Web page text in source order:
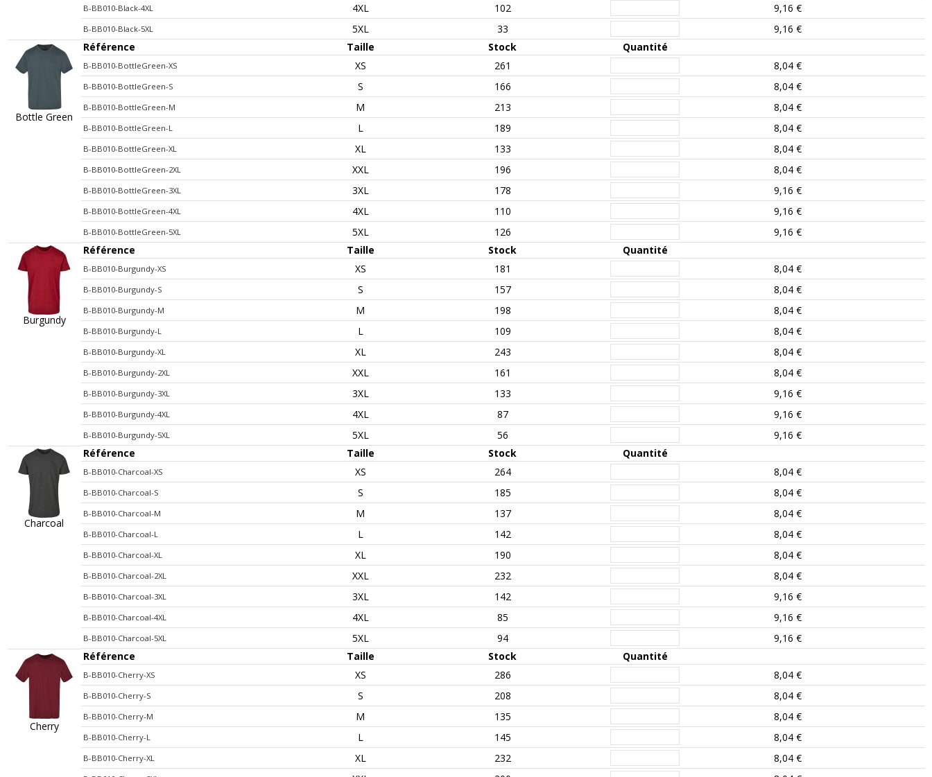
B-BB010-Black-4XL 4XL 102 9,16 €
B-BB010-Black-5XL 5XL 33 9,16 €
Bottle Green
Référence Taille Stock Quantité
B-BB010-BottleGreen-XS XS 261 8,04 €
B-BB010-BottleGreen-S S 166 8,04 €
B-BB010-BottleGreen-M M 213 8,04 €
B-BB010-BottleGreen-L L 189 8,04 €
B-BB010-BottleGreen-XL XL 133 8,04 €
B-BB010-BottleGreen-2XL XXL 196 8,04 €
B-BB010-BottleGreen-3XL 3XL 178 9,16 €
B-BB010-BottleGreen-4XL 4XL 110 9,16 €
B-BB010-BottleGreen-5XL 5XL 126 9,16 €
Burgundy
Référence Taille Stock Quantité
B-BB010-Burgundy-XS XS 181 8,04 €
B-BB010-Burgundy-S S 157 8,04 €
B-BB010-Burgundy-M M 198 8,04 €
B-BB010-Burgundy-L L 109 8,04 €
B-BB010-Burgundy-XL XL 243 8,04 €
B-BB010-Burgundy-2XL XXL 161 8,04 €
B-BB010-Burgundy-3XL 3XL 133 9,16 €
B-BB010-Burgundy-4XL 4XL 87 9,16 €
B-BB010-Burgundy-5XL 5XL 56 9,16 €
Charcoal
Référence Taille Stock Quantité
B-BB010-Charcoal-XS XS 264 8,04 €
B-BB010-Charcoal-S S 185 8,04 €
B-BB010-Charcoal-M M 137 8,04 €
B-BB010-Charcoal-L L 142 8,04 €
B-BB010-Charcoal-XL XL 190 8,04 €
B-BB010-Charcoal-2XL XXL 232 8,04 €
B-BB010-Charcoal-3XL 3XL 142 9,16 €
B-BB010-Charcoal-4XL 4XL 85 9,16 €
B-BB010-Charcoal-5XL 5XL 94 9,16 €
Cherry
Référence Taille Stock Quantité
B-BB010-Cherry-XS XS 286 8,04 €
B-BB010-Cherry-S S 208 8,04 €
B-BB010-Cherry-M M 135 8,04 €
B-BB010-Cherry-L L 145 8,04 €
B-BB010-Cherry-XL XL 232 8,04 €